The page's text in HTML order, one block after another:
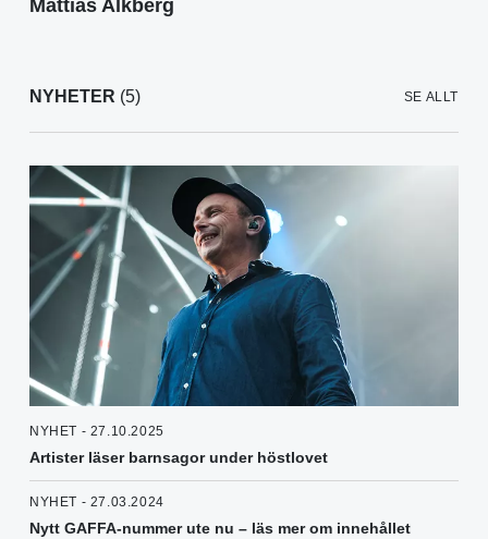
Mattias Alkberg
NYHETER (5) SE ALLT
NYHET - 27.10.2025
Artister läser barnsagor under höstlovet
NYHET - 27.03.2024
Nytt GAFFA-nummer ute nu – läs mer om innehållet